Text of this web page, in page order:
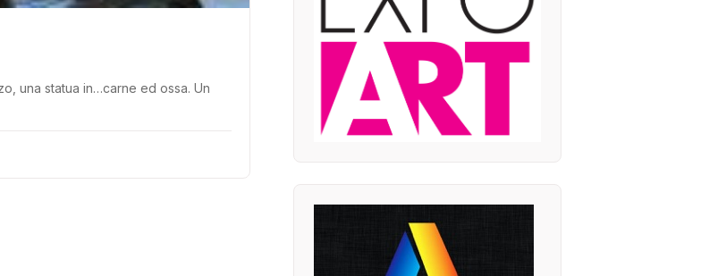
una statua in…carne ed ossa. Un